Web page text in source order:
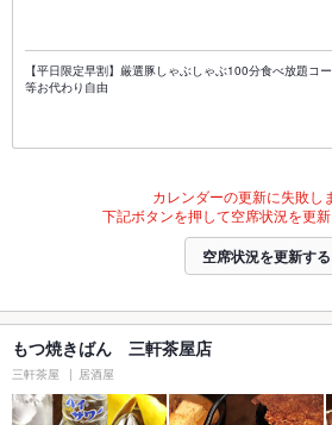
【平日限定早割】厳選豚しゃぶしゃぶ100分食べ放題
等お代わり自由
カレンダーの更新に失敗し
下記ボタンを押して空席状況を更新
空席状況を更新する
もつ焼きばん 三軒茶屋店
三軒茶屋 居酒屋